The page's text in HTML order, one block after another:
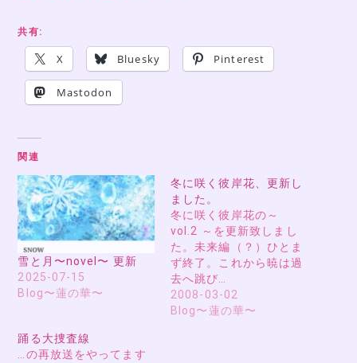
共有:
X Bluesky Pinterest
Mastodon
関連
雪と月〜novel〜 更新
2025-07-15
Blog〜蓮の華〜
冬に咲く彼岸花、更新し
ました。
冬に咲く彼岸花の～
vol.2 ～を更新致しまし
た。未来編（？）ひとま
ず終了。これから暁は過
去へ跳び…
2008-03-02
Blog〜蓮の華〜
踊る大捜査線
…の再放送をやってます